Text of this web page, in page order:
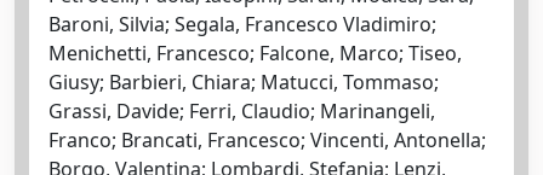
Baroni, Silvia; Segala, Francesco Vladimiro;
Menichetti, Francesco; Falcone, Marco; Tiseo,
Giusy; Barbieri, Chiara; Matucci, Tommaso;
Grassi, Davide; Ferri, Claudio; Marinangeli,
Franco; Brancati, Francesco; Vincenti, Antonella;
Borgo, Valentina; Lombardi, Stefania; Lenzi,